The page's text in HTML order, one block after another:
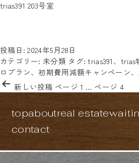
タグ:trias391
trias391 203号室
今ならすぐにご案内可能！清澄白河駅か
投稿日:2024年5月28日
カテゴリー: 未分類 タグ:trias391、trias
ロプラン、初期費用減額キャンペーン、
投
稿
送
新しい投稿 ページ 1 … ページ 4
topaboutreal estate
contact